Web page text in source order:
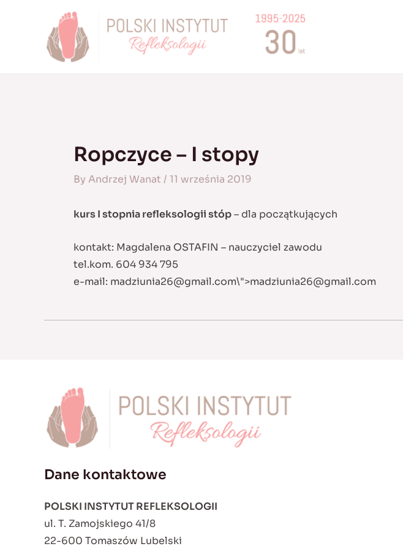
Ropczyce – I stopy
By Andrzej Wanat / 11 września 2019
kurs I stopnia refleksologii stóp– dla początkujących
kontakt: Magdalena OSTAFIN – nauczyciel zawodu
tel.kom. 604 934 795
e-mail: madziunia26@gmail.com\">madziunia26@gmail.com
Dane kontaktowe
POLSKI INSTYTUT REFLEKSOLOGII
ul. T. Zamojskiego 41/8
22-600 Tomaszów Lubelski